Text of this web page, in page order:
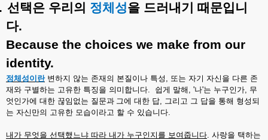
선택은 우리의 정체성을 드러내기
때문입니
다.
Because the choices we make from our
identity.
정체성이란 변하지 않는 존재의 본질이나 특성 , 또는 자기 자신을 다른 존
재와 구별하는 고유한 특징을 의미합니다. 쉽게 말해 , '나'는 누구인가, 무
엇인가에 대한 끊임없는 질문과 그에 대한 답, 그리고 그 답을 통해 형성되
는 자신만의 고유한 모습이라고 할 수 있습니다.
내가 무엇을 선택했느냐 따라 내가 누구인지를 보여줍니다. 사랑을 택하는